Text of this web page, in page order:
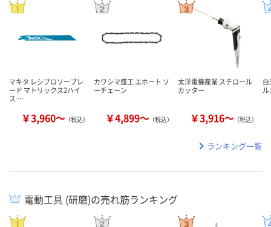
マキタ レシプロソーブレ
ード マトリックス2ハイ
ス …
￥3,960～ （税込）
カワシマ盛工 エホート ソ
ーチェーン
￥4,899～ （税込）
太洋電機産業 スチロール
カッター
￥3,916～ （税込）
ランキング一覧
電動工具 (研磨)の売れ筋ランキング